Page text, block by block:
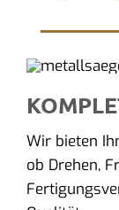
Wir bieten
ob Drehen,